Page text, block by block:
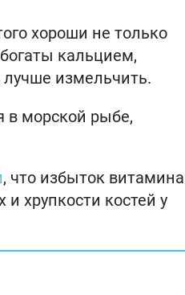
хороши не только
кальцием,
измельчить.
в морской рыбе,
, что избыток
хрупкости костей у